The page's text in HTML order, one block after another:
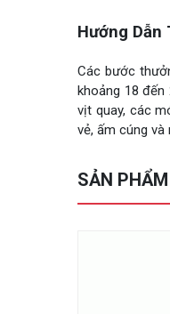
Hướng
Các bước
khoảng 18
vịt quay, các
vẻ, ấm cúng
SẢN